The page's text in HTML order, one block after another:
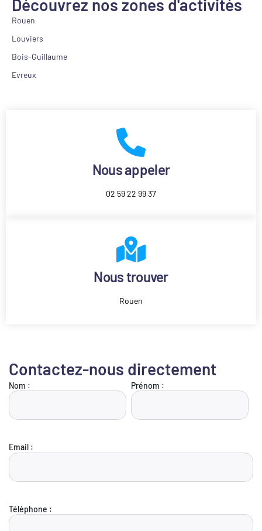
Découvrez nos zones d'activités
Rouen
Louviers
Bois-Guillaume
Evreux
Nous appeler
02 59 22 99 37
Nous trouver
Rouen
Contactez-nous directement
Nom : Prénom :
Email :
Téléphone :